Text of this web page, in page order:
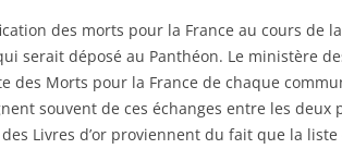
des morts pour la France au cours de
serait déposé au Panthéon. Le ministère
Morts pour la France de chaque
souvent de ces échanges entre les deux
Livres d’or proviennent du fait que la